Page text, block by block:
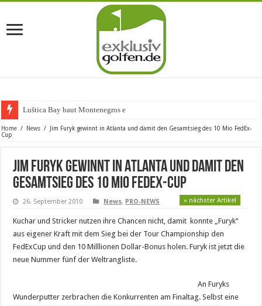
Luštica Bay baut Montenegros erste G
Home / News /
Jim Furyk gewinnt in Atlanta und damit den Gesamtsieg des 10 Mio FedEx-
Cup
Jim Furyk gewinnt in Atlanta und damit den
Gesamtsieg des 10 Mio FedEx-Cup
26. September 2010 News, PRO-NEWS » nächster Artikel
Kuchar und Stricker nutzen ihre Chancen nicht, damit konnte „Furyk“
aus eigener Kraft mit dem Sieg bei der Tour Championship den
FedExCup und den 10 Milllionen Dollar-Bonus holen. Furyk ist jetzt die
neue Nummer fünf der Weltrangliste.
An Furyks
Wunderputter zerbrachen die Konkurrenten am Finaltag. Selbst eine